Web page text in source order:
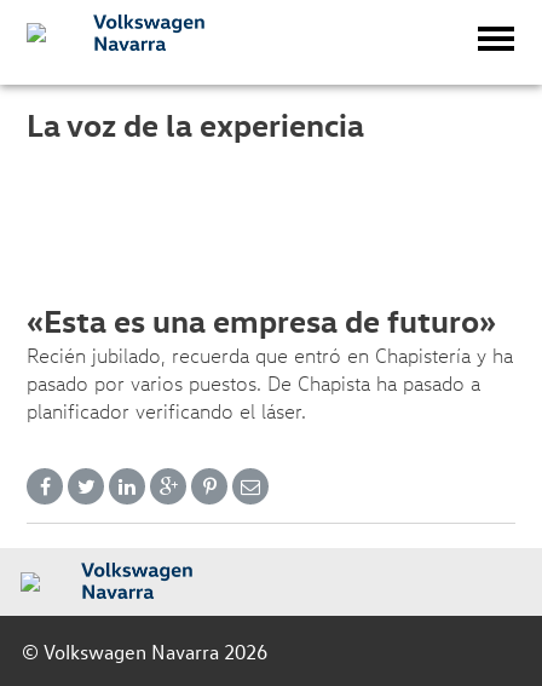
La voz de la experiencia
«Esta es una empresa de futuro»
Recién jubilado, recuerda que entró en Chapistería y ha
pasado por varios puestos. De Chapista ha pasado a
planificador verificando el láser.
© Volkswagen Navarra 2026